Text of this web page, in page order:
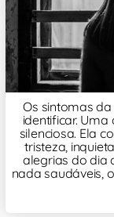
Os sintomas
identificar.
silenciosa. Ela
tristeza,
alegrias do dia
nada saudáveis,